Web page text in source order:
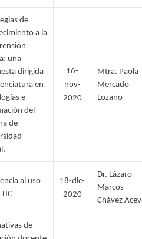
de
a la
una
dirigida
en
e
del
de
16-
nov-
2020
Mtra. Paola
Mercado
Lozano
al uso
18-dic-
2020
Dr. Lázaro
Marcos
Chávez
de